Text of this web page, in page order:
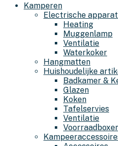
Kamperen
Electrische
Heating
Muggenlamp
Ventilatie
Waterkoker
Hangmatten
Huishoudelijke
Badkamer &
Glazen
Koken
Tafelservies
Ventilatie